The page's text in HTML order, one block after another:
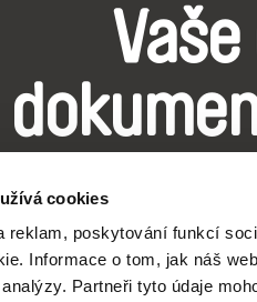
cookies
reklam, poskytování funkcí
Informace o tom, jak náš
Partneři tyto údaje
Nové